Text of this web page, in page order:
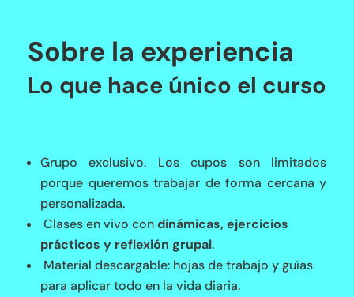
Sobre la experiencia
Lo que hace único el curso
Grupo exclusivo. Los cupos son limitados
porque queremos trabajar de forma cercana y
personalizada.
Clases en vivo condinámicas, ejercicios
prácticos y reflexión grupal.
Material descargable: hojas de trabajo y guías
para aplicar todo en la vida diaria.